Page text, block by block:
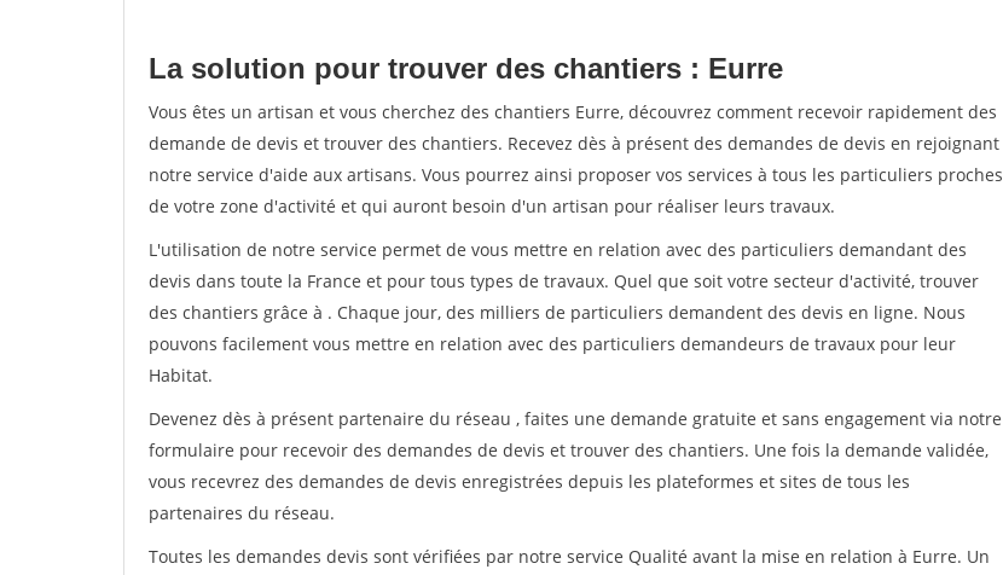
La solution pour trouver des chantiers : Eurre
Vous êtes un artisan et vous cherchez des chantiers Eurre, découvrez comment recevoir rapidement des
demande de devis et trouver des chantiers. Recevez dès à présent des demandes de devis en rejoignant
notre service d'aide aux artisans. Vous pourrez ainsi proposer vos services à tous les particuliers proches
de votre zone d'activité et qui auront besoin d'un artisan pour réaliser leurs travaux.
L'utilisation de notre service permet de vous mettre en relation avec des particuliers demandant des
devis dans toute la France et pour tous types de travaux. Quel que soit votre secteur d'activité, trouver
des chantiers grâce à . Chaque jour, des milliers de particuliers demandent des devis en ligne. Nous
pouvons facilement vous mettre en relation avec des particuliers demandeurs de travaux pour leur
Habitat.
Devenez dès à présent partenaire du réseau , faites une demande gratuite et sans engagement via notre
formulaire pour recevoir des demandes de devis et trouver des chantiers. Une fois la demande validée,
vous recevrez des demandes de devis enregistrées depuis les plateformes et sites de tous les
partenaires du réseau.
Toutes les demandes devis sont vérifiées par notre service Qualité avant la mise en relation à Eurre. Un